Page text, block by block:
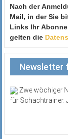
Nach der
Mail, in der Sie
Links Ihr
gelten die
Newsletter
Zweiwöchiger
für Schachtrainer.